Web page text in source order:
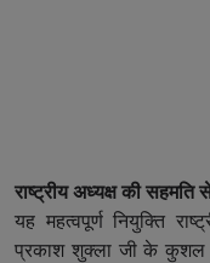
राष्ट्रीय अध्यक्ष की सहमति
यह महत्वपूर्ण नियुक्ति
प्रकाश शुक्ला जी के कुशल